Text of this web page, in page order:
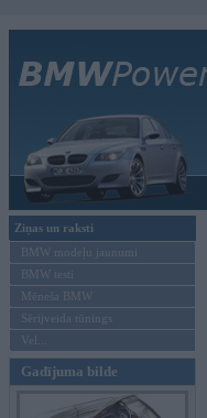
Ziņas un raksti
BMW modeļu jaunumi
BMW testi
Mēneša BMW
Sērijveida tūnings
Vel...
Gadījuma bilde